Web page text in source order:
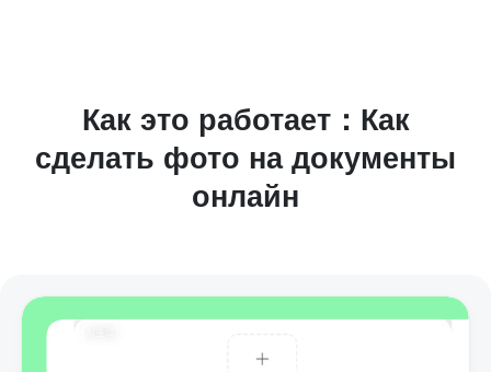
Как это работает：Как
сделать фото на документы
онлайн